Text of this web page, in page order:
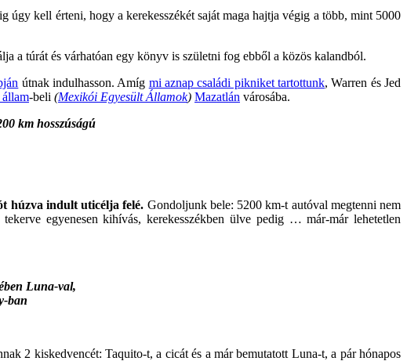
úgy kell érteni, hogy a kerekesszékét saját maga hajtja végig a több, mint 5000
a túrát és várhatóan egy könyv is születni fog ebből a közös kalandból.
útnak indulhasson. Amíg mi aznap családi pikniket tartottunk, Warren és Jed
állam-beli (Mexikói Egyesült Államok) Mazatlán városába.
km hosszúságú
húzva indult uticélja felé. Gondoljunk bele: 5200 km-t autóval megtenni nem
tekerve egyenesen kihívás, kerekesszékben ülve pedig … már-már lehetetlen
Luna-val,
ban
2 kiskedvencét: Taquito-t, a cicát és a már bemutatott Luna-t, a pár hónapos